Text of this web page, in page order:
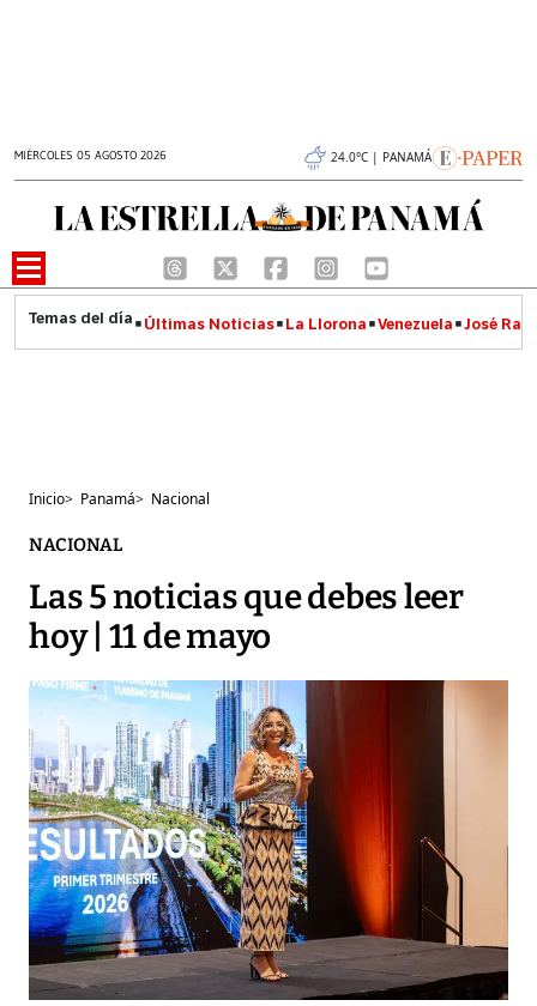
MIÉRCOLES 05 AGOSTO 2026 24.0°C | PANAMÁ
Últimas Noticias La Llorona Venezuela José
Inicio> Panamá> Nacional
NACIONAL
Las 5 noticias que debes leer
hoy | 11 de mayo